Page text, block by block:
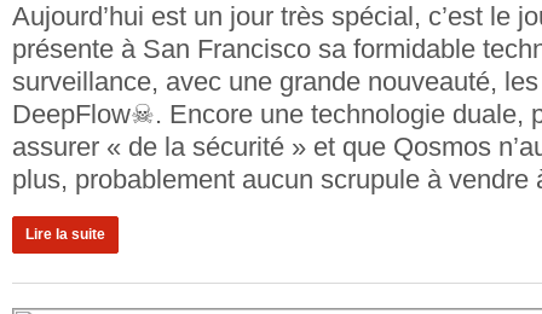
Aujourd’hui est un jour très spécial, c’est le
présente à San Francisco sa formidable
surveillance, avec une grande nouveauté,
DeepFlow☠. Encore une technologie duale,
assurer « de la sécurité » et que Qosmos
plus, probablement aucun scrupule à
Lire la suite